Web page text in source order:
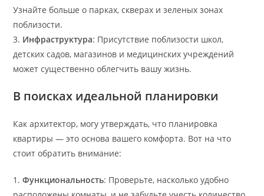
Узнайте больше о парках, скверах и зеленых зонах
поблизости.
3. Инфраструктура: Присутствие поблизости школ,
детских садов, магазинов и медицинских учреждений
может существенно облегчить вашу жизнь.
В поисках идеальной планировки
Как архитектор, могу утверждать, что планировка
квартиры — это основа вашего комфорта. Вот на что
стоит обратить внимание:
1.Функциональность: Проверьте, насколько удобно